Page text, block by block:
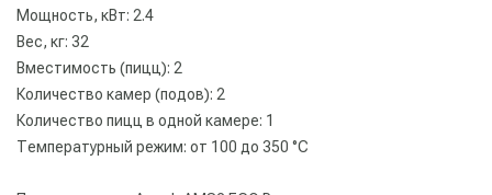
Мощность, кВт: 2.4
Вес, кг: 32
Вместимость (пицц): 2
Количество камер (подов): 2
Количество пицц в одной камере: 1
Температурный режим: от 100 до 350 °С